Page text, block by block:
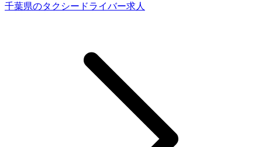
千葉県のタクシードライバー求人